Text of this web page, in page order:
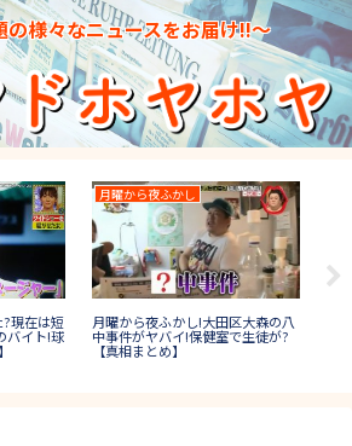
の様々なニュースをお届け!!～
現在は短
バイト!球
月曜から夜ふかし
月曜から夜ふかし!大田区大森の八
中事件がヤバイ!保健室で生徒が?
【真相まとめ】